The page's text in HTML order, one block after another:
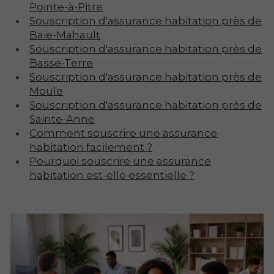
Pointe-à-Pitre
Souscription d'assurance habitation près de
Baie-Mahault
Souscription d'assurance habitation près de
Basse-Terre
Souscription d'assurance habitation près de
Moule
Souscription d'assurance habitation près de
Sainte-Anne
Comment souscrire une assurance
habitation facilement ?
Pourquoi souscrire une assurance
habitation est-elle essentielle ?